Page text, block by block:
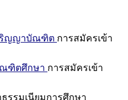
ริญญาบัณฑิต การสมัครเข้า
ณฑิตศึกษา การสมัครเข้า
ธรรมเนียมการศึกษา